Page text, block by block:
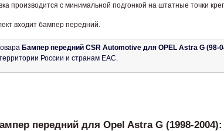
производится с минимальной подгонкой на штатные точки
входит бампер передний.
Бампер передний CSR Automotive для OPEL Astra G (98-
России и странам ЕАС.
передний для Opel Astra G (1998-2004):